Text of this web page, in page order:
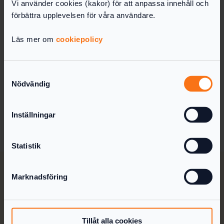
Vi använder cookies (kakor) för att anpassa innehåll och
förbättra upplevelsen för våra användare.
Läs mer om cookiepolicy
Nödvändig
Inställningar
Statistik
Marknadsföring
Tillåt alla cookies
värde)
Ställda säkerheter ska man redovisa i en
Tidigare (för räkenskapsår före 2016)
anslutning till